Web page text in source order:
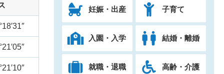
妊娠・出産 子育て
入園・入学 結婚・離婚
就職・退職 高齢・介護